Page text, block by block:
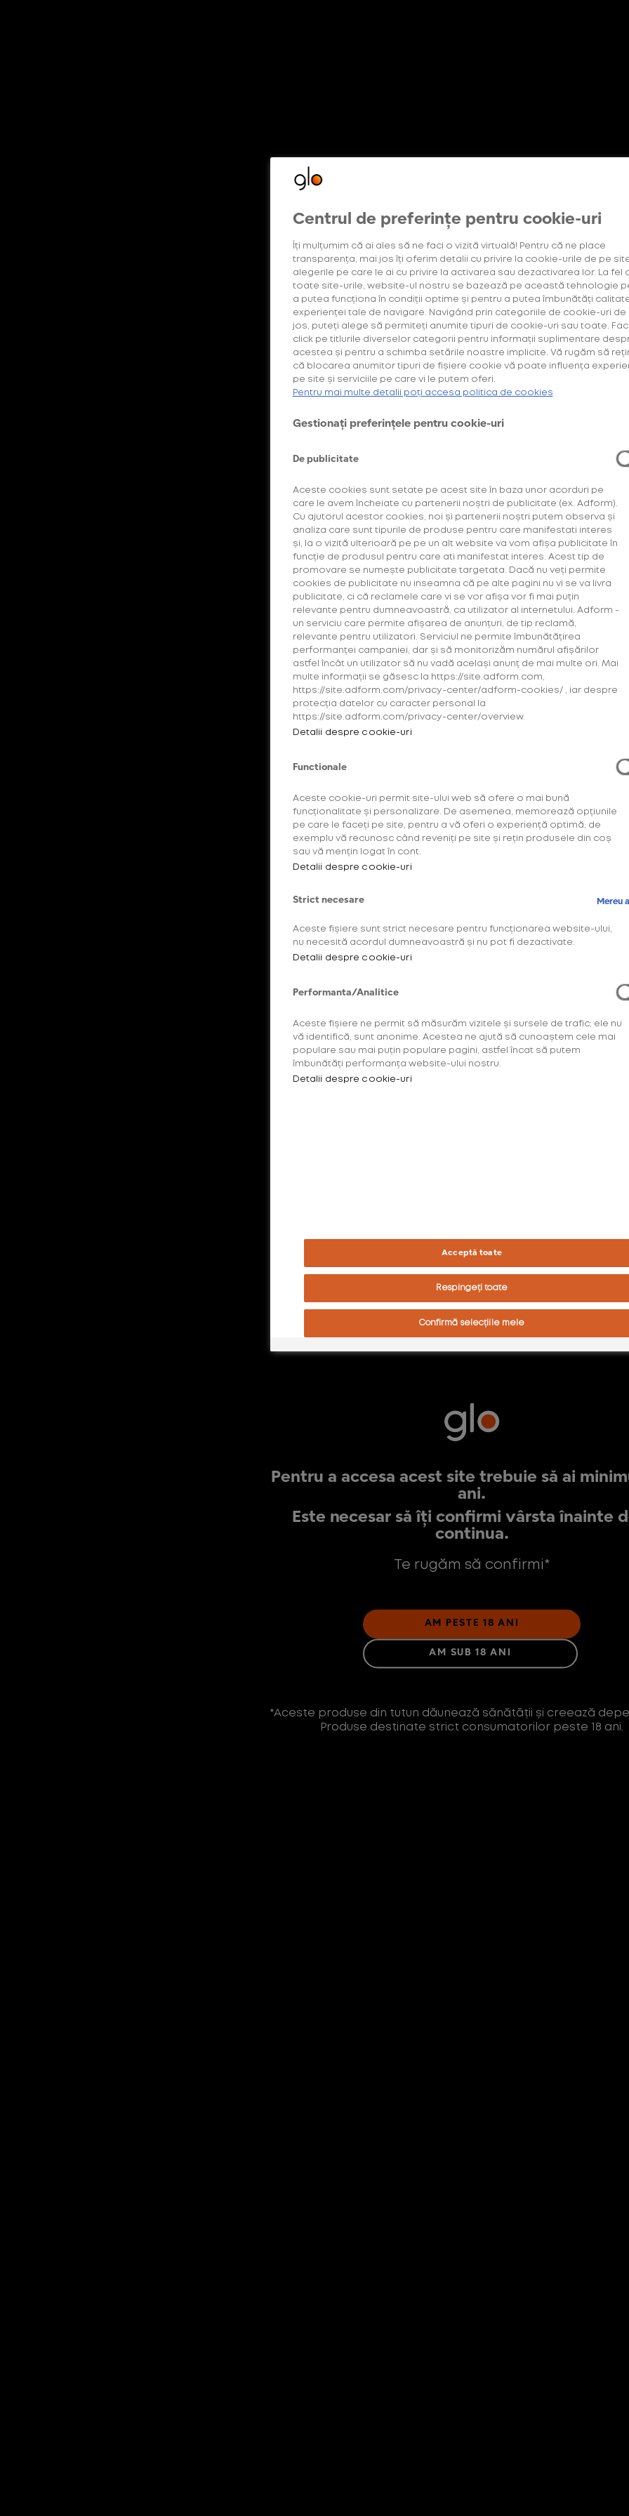
Pentru a accesa acest site trebuie să ai
ani.
Este necesar să îți confirmi vârsta înainte
continua.
Te rugăm să confirmi*
AM PESTE 18 ANI
AM SUB 18 ANI
*Aceste produse din tutun dăunează sănătății și creează
Produse destinate strict consumatorilor peste 18 ani.
Cumpără primul tău Starter Kit cu40% discount*și
deblochează oferta de6 pachete la preț de 3**.
AFLĂ MAI MULTE
**Ofertă valabilă în perioada 29.07.2026-29.09.2026, în limita stocului disponibil.
Consultați regulamentele campaniilor
Centrul de preferințe pentru cookie-uri
Îți mulțumim că ai ales să ne faci o vizită virtuală! Pentru că ne place
transparența, mai jos îți oferim detalii cu privire la cookie-urile de pe
alegerile pe care le ai cu privire la activarea sau dezactivarea lor. La fel
toate site-urile, website-ul nostru se bazează pe această tehnologie
a putea funcționa în condiții optime și pentru a putea îmbunătăți
experienței tale de navigare. Navigând prin categoriile de cookie-uri de
jos, puteți alege să permiteți anumite tipuri de cookie-uri sau toate.
click pe titlurile diverselor categorii pentru informații suplimentare
acestea și pentru a schimba setările noastre implicite. Vă rugăm să
că blocarea anumitor tipuri de fișiere cookie vă poate influența
pe site și serviciile pe care vi le putem oferi.
Pentru mai multe detalii poți accesa politica de cookies
Gestionați preferințele pentru cookie-uri
De publicitate
Aceste cookies sunt setate pe acest site în baza unor acorduri pe
care le avem încheiate cu partenerii noștri de publicitate (ex. Adform).
Cu ajutorul acestor cookies, noi și partenerii noștri putem observa și
analiza care sunt tipurile de produse pentru care manifestati interes
și, la o vizită ulterioară pe pe un alt website va vom afișa publicitate în
funcție de produsul pentru care ati manifestat interes. Acest tip de
promovare se numește publicitate targetata. Dacă nu veți permite
cookies de publicitate nu inseamna că pe alte pagini nu vi se va livra
publicitate, ci că reclamele care vi se vor afișa vor fi mai puțin
relevante pentru dumneavoastră, ca utilizator al internetului. Adform -
un serviciu care permite afișarea de anunțuri, de tip reclamă,
relevante pentru utilizatori. Serviciul ne permite îmbunătățirea
performanței campaniei, dar și să monitorizăm numărul afișărilor
astfel încât un utilizator să nu vadă același anunț de mai multe ori. Mai
multe informații se găsesc la https://site.adform.com,
https://site.adform.com/privacy-center/adform-cookies/ , iar despre
protecția datelor cu caracter personal la
https://site.adform.com/privacy-center/overview.
Detalii despre cookie-uri
Functionale
Aceste cookie-uri permit site-ului web să ofere o mai bună
funcționalitate și personalizare. De asemenea, memorează opțiunile
pe care le faceți pe site, pentru a vă oferi o experiență optimă, de
exemplu vă recunosc când reveniți pe site și rețin produsele din coș
sau vă mențin logat în cont.
Detalii despre cookie-uri
Strict necesare Mereu
Aceste fișiere sunt strict necesare pentru funcționarea website-ului,
nu necesită acordul dumneavoastră și nu pot fi dezactivate.
Detalii despre cookie-uri
Performanta/Analitice
Aceste fișiere ne permit să măsurăm vizitele și sursele de trafic; ele nu
vă identifică, sunt anonime. Acestea ne ajută să cunoaștem cele mai
populare sau mai puțin populare pagini, astfel încat să putem
îmbunătăți performanța website-ului nostru.
Detalii despre cookie-uri
Acceptă toate
Respingeți toate
Confirmă selecțiile mele